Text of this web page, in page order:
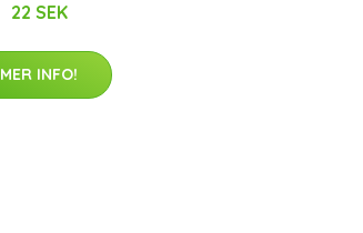
22 SEK
MER INFO!